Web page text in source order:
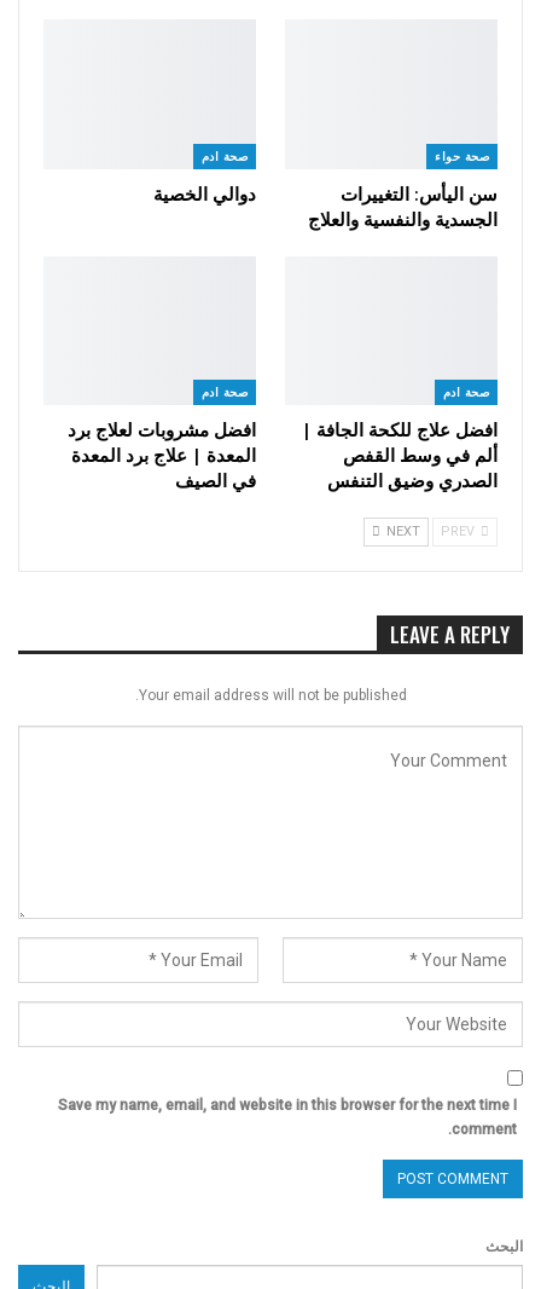
صحة حواء
سن اليأس: التغييرات
الجسدية والنفسية والعلاج
صحة ادم
دوالي الخصية
صحة ادم
افضل علاج للكحة الجافة |
ألم في وسط القفص
الصدري وضيق التنفس
صحة ادم
افضل مشروبات لعلاج برد
المعدة | علاج برد المعدة
في الصيف
NEXT
LEAVE A REPLY
Your email address will not be published.
Save my name, email, and website in this browser for the next time I
comment.
البحث